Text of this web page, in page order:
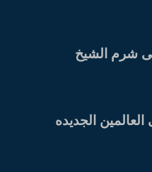
شرم الشيخ
الجديده